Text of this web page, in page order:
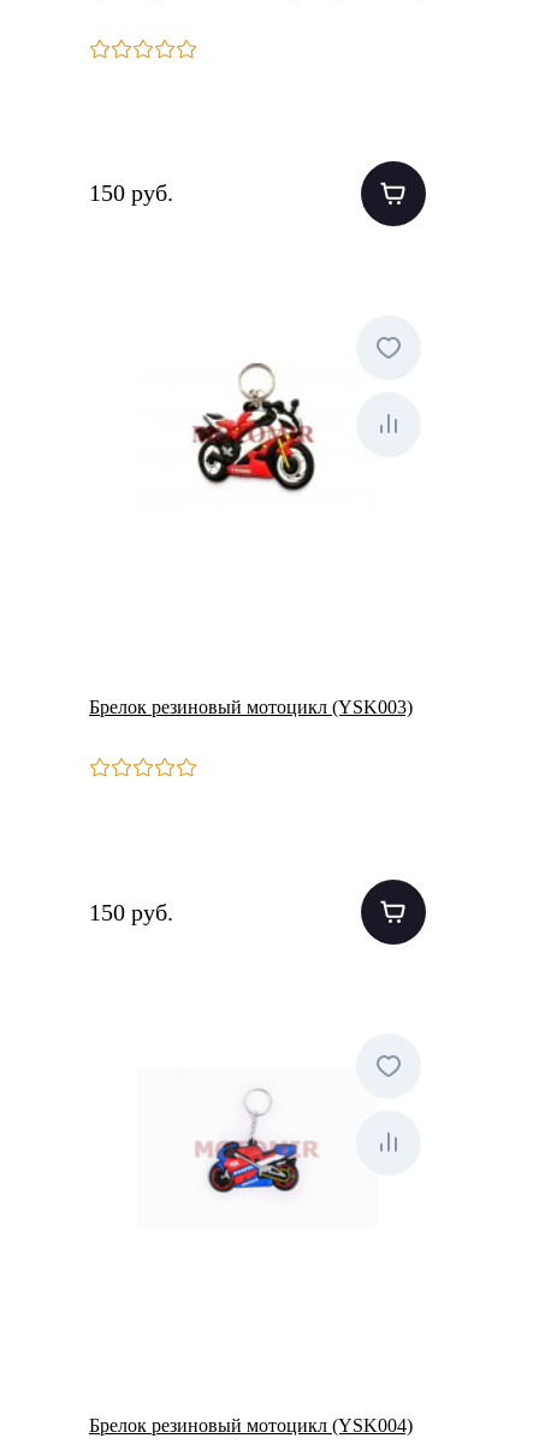
150 руб.
Брелок резиновый мотоцикл (YSK003)
150 руб.
Брелок резиновый мотоцикл (YSK004)